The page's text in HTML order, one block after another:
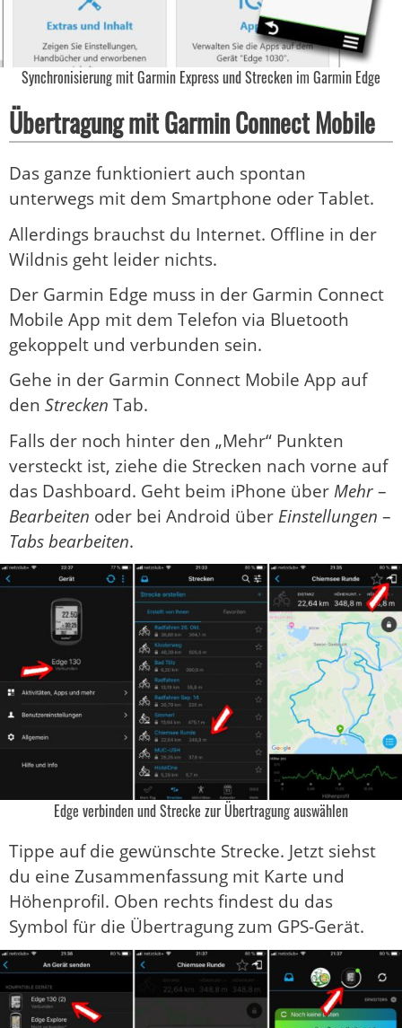
Synchronisierung mit Garmin Express und Strecken im Garmin Edge
Übertragung mit Garmin Connect Mobile
Das ganze funktioniert auch spontan
unterwegs mit dem Smartphone oder Tablet.
Allerdings brauchst du Internet. Offline in der
Wildnis geht leider nichts.
Der Garmin Edge muss in der Garmin Connect
Mobile App mit dem Telefon via Bluetooth
gekoppelt und verbunden sein.
Gehe in der Garmin Connect Mobile App auf
den Strecken Tab.
Falls der noch hinter den „Mehr“ Punkten
versteckt ist, ziehe die Strecken nach vorne auf
das Dashboard. Geht beim iPhone über Mehr–
Bearbeiten oder bei Android über Einstellungen –
Tabs bearbeiten.
Edge verbinden und Strecke zur Übertragung auswählen
Tippe auf die gewünschte Strecke. Jetzt siehst
du eine Zusammenfassung mit Karte und
Höhenprofil. Oben rechts findest du das
Symbol für die Übertragung zum GPS-Gerät.